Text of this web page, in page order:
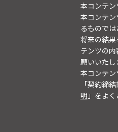
本コンテン
本コンテ
るもので
将来の結
テンツの
願いいたし
本コンテ
「契約締
明 」をよく